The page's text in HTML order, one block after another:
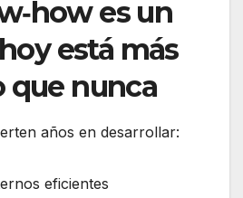
es un
está más
que nunca
años en desarrollar:
eficientes